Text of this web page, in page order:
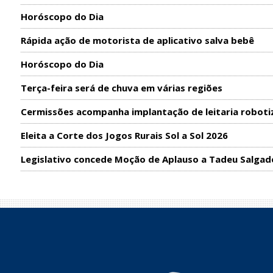
Horóscopo do Dia
Rápida ação de motorista de aplicativo salva bebê
Horóscopo do Dia
Terça-feira será de chuva em várias regiões
Cermissões acompanha implantação de leitaria
Eleita a Corte dos Jogos Rurais Sol a Sol 2026
Legislativo concede Moção de Aplauso a Tadeu